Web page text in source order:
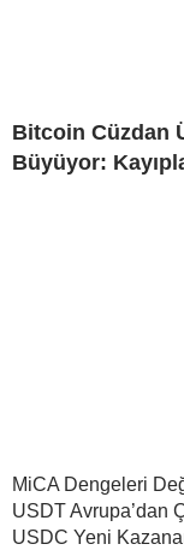
Bitcoin Cüzdan
Büyüyor:
MiCA Dengeleri
USDT Avrupa’dan
USDC Yeni